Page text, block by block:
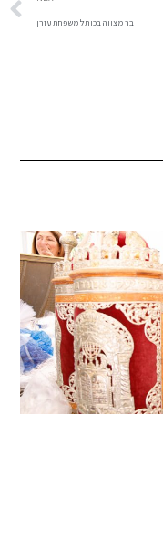
בר מצווה בכותל ‎⁨משפחת עזרן